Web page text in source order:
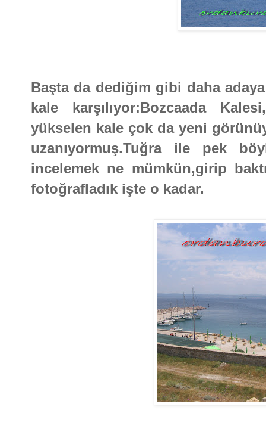
Başta da dediğim gibi daha
kale karşılıyor:Bozcaada
yükselen kale çok da yeni
uzanıyormuş.Tuğra ile pek
incelemek ne mümkün,girip
fotoğrafladık işte o kadar.